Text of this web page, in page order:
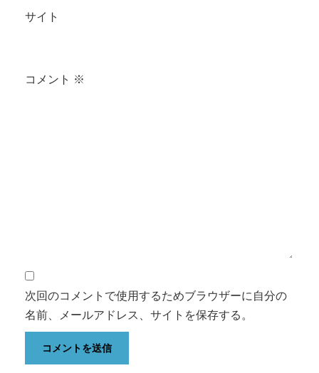
サイト
コメント ※
次回のコメントで使用するためブラウザーに自分の
名前、メールアドレス、サイトを保存する。